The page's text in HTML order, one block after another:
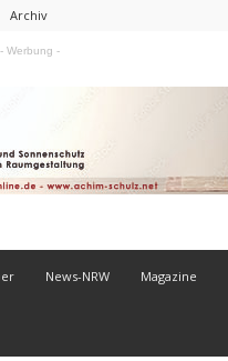
Archiv
- Werbung -
News-NRW Magazine